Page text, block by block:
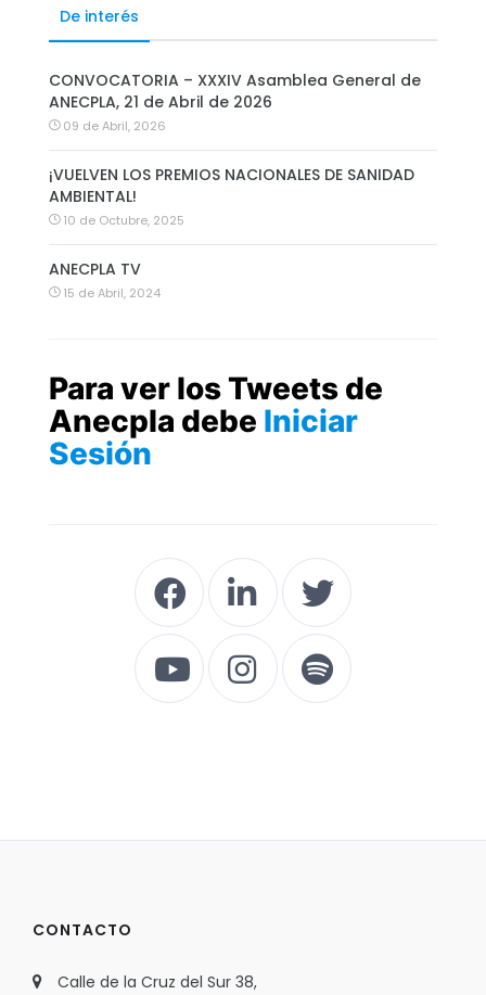
De interés
CONVOCATORIA – XXXIV Asamblea General de
ANECPLA, 21 de Abril de 2026
09 de Abril, 2026
¡VUELVEN LOS PREMIOS NACIONALES DE SANIDAD
AMBIENTAL!
10 de Octubre, 2025
ANECPLA TV
15 de Abril, 2024
Para ver los Tweets de
Anecpla debe Iniciar
Sesión
CONTACTO
Calle de la Cruz del Sur 38,